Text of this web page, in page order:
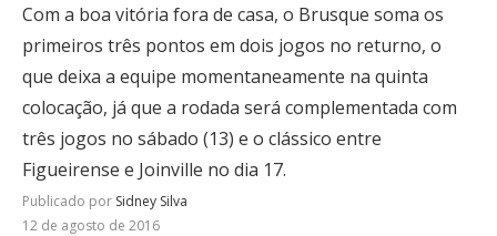
Com a boa vitória fora de casa, o Brusque soma os
primeiros três pontos em dois jogos no returno, o
que deixa a equipe momentaneamente na quinta
colocação, já que a rodada será complementada com
três jogos no sábado (13) e o clássico entre
Figueirense e Joinville no dia 17.
Publicado por Sidney Silva
12 de agosto de 2016